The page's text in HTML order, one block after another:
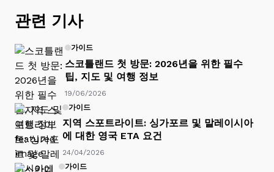
관련 기사
가이드
스코틀랜드 첫 방문: 2026년을 위한 필수
팁, 지도 및 여행 정보
19/06/2026
가이드
지역 스포트라이트: 싱가포르 및 말레이시아
에 대한 영국 ETA 요건
24/04/2026
가이드